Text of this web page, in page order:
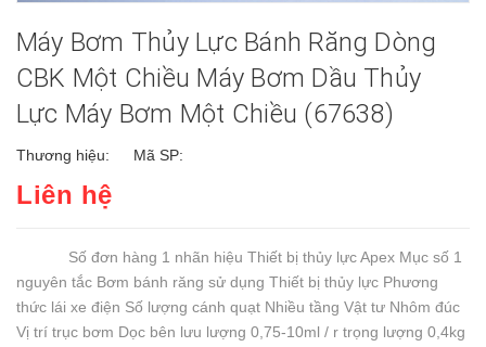
Máy Bơm Thủy Lực Bánh Răng Dòng
CBK Một Chiều Máy Bơm Dầu Thủy
Lực Máy Bơm Một Chiều (67638)
Thương hiệu: Mã SP:
Liên hệ
Số đơn hàng 1 nhãn hiệu Thiết bị thủy lực Apex Mục số 1
nguyên tắc Bơm bánh răng sử dụng Thiết bị thủy lực Phương
thức lái xe điện Số lượng cánh quạt Nhiều tầng Vật tư Nhôm đúc
Vị trí trục bơm Dọc bên lưu lượng 0,75-10ml / r trọng lượng 0,4kg